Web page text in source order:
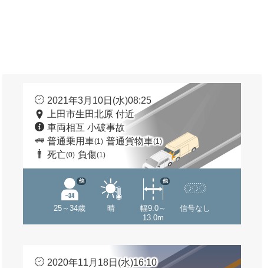
2021年3月10日(水)08:25
上田市生田北原 付近
車両相互 小破事故
普通乗用車(1) 普通貨物車(1)
死亡(0) 負傷(1)
25～34歳
他
晴
幅9.0～
13.0m
他
信号なし
2020年11月18日(水)16:10